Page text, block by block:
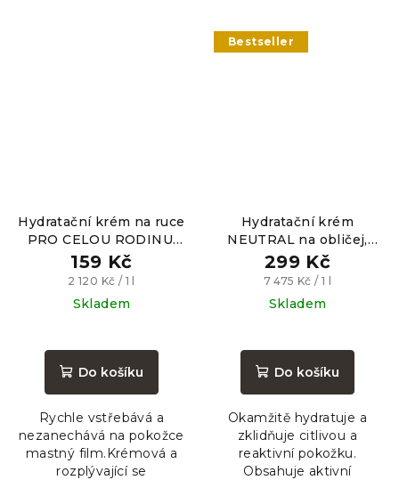
Hydratační krém na ruce
PRO CELOU RODINU,
75ml
159 Kč
Měrná
cena:
2 120 Kč / 1 l
Skladem
hodnocení
produktu
z
5
hvězdiček.
Do košíku
Rychle vstřebává a
nezanechává na pokožce
mastný film.Krémová a
rozplývající se
Bestseller
Hydratační krém
NEUTRAL na obličej,
40ml
299 Kč
Měrná
cena:
7 475 Kč / 1 l
Skladem
hodnocení
produktu
z
5
hvězdiček.
Do košíku
Okamžitě hydratuje a
zklidňuje citlivou a
reaktivní pokožku.
Obsahuje aktivní